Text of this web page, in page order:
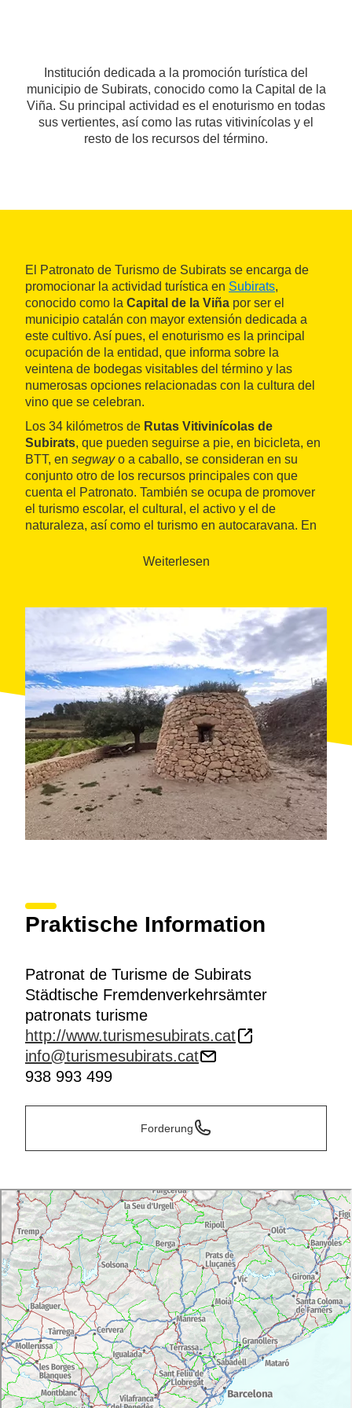
Institución dedicada a la promoción turística del
municipio de Subirats, conocido como la Capital de la
Viña. Su principal actividad es el enoturismo en todas
sus vertientes, así como las rutas vitivinícolas y el
resto de los recursos del término.
El Patronato de Turismo de Subirats se encarga de
promocionar la actividad turística en Subirats,
conocido como la Capital de la Viña por ser el
municipio catalán con mayor extensión dedicada a
este cultivo. Así pues, el enoturismo es la principal
ocupación de la entidad, que informa sobre la
veintena de bodegas visitables del término y las
numerosas opciones relacionadas con la cultura del
vino que se celebran.
Los 34 kilómetros de Rutas Vitivinícolas de
Subirats, que pueden seguirse a pie, en bicicleta, en
BTT, en segwayo a caballo, se consideran en su
conjunto otro de los recursos principales con que
cuenta el Patronato. También se ocupa de promover
el turismo escolar, el cultural, el activo y el de
naturaleza, así como el turismo en autocaravana. En
una completa agenda de propuestas e información
Weiterlesen
Praktische Information
Patronat de Turisme de Subirats
Städtische Fremdenverkehrsämter
patronats turisme
http://www.turismesubirats.cat
info@turismesubirats.cat
938 993 499
Forderung